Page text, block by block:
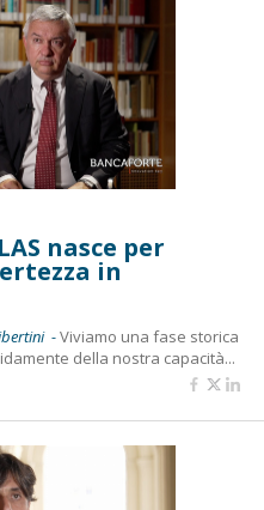
nasce per
in
-Viviamo una fase storica
della nostra capacità...